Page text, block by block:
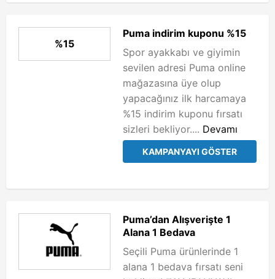
%15
Puma indirim kuponu %15
Spor ayakkabı ve giyimin
sevilen adresi Puma online
mağazasına üye olup
yapacağınız ilk harcamaya
%15 indirim kuponu fırsatı
sizleri bekliyor.... Devamı
KAMPANYAYI GÖSTER
Puma’dan Alışverişte 1
Alana 1 Bedava
Seçili Puma ürünlerinde 1
alana 1 bedava fırsatı seni